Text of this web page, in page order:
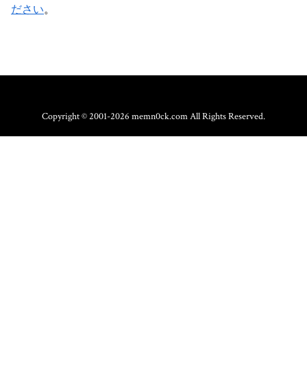
ださい。
Copyright © 2001-2026 memn0ck.com All Rights Reserved.